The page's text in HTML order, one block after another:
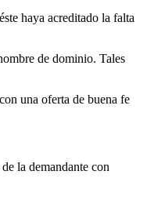
haya acreditado la falta
de dominio. Tales
una oferta de buena fe
la demandante con